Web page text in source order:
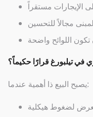
الإيجارات مستقراً
مجالاً للتحسين
تكون اللوائح واضحة
في تيلبورغ قرارًا حكيماً؟
يصبح البيع ذا أهمية عندما:
لضغوط هيكلية